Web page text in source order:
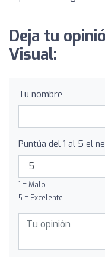
Deja tu
Visual:
Tu nombre
Puntúa del 1 al 5 el
1 = Malo
5 = Excelente